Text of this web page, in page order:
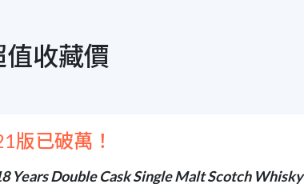
收藏價
版已破萬！
Years Double Cask Single Malt Scotch Whisky